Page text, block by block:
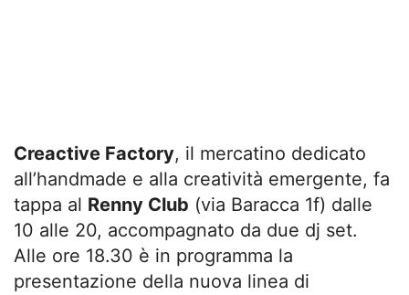
Creactive Factory, il mercatino dedicato
all’handmade e alla creatività emergente, fa
tappa al Renny Club (via Baracca 1f) dalle
10 alle 20, accompagnato da due dj set.
Alle ore 18.30 è in programma la
presentazione della nuova linea di